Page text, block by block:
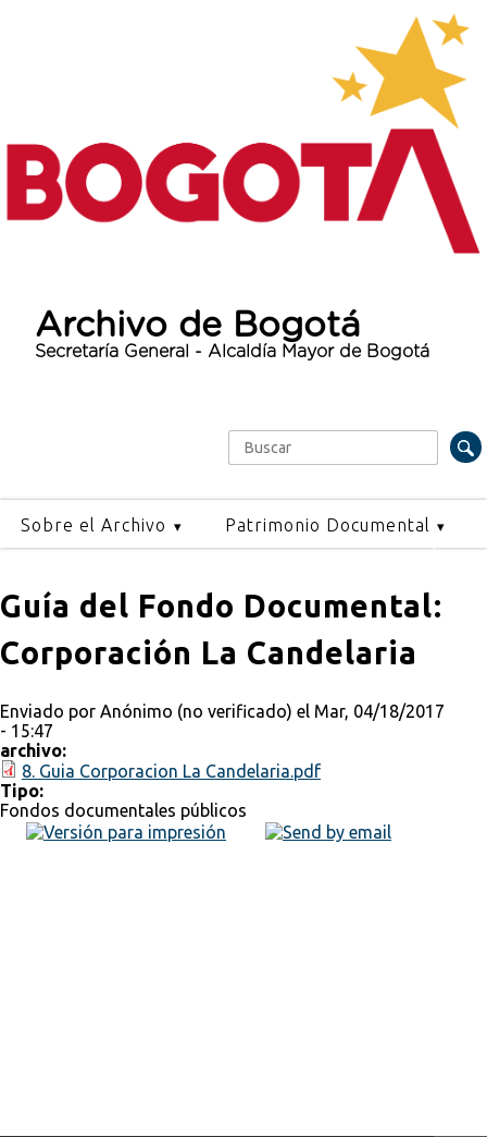
Archivo de Bogotá
Secretaría General - Alcaldía Mayor de Bogotá
Formulario de búsqueda
Buscar
Sobre el Archivo Patrimonio Documental
Guía del Fondo Documental:
Corporación La Candelaria
Enviado por Anónimo (no verificado) el Mar, 04/18/2017
- 15:47
archivo:
8. Guia Corporacion La Candelaria.pdf
Tipo:
Fondos documentales públicos